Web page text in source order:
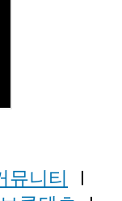
뮤니티
Ⅰ